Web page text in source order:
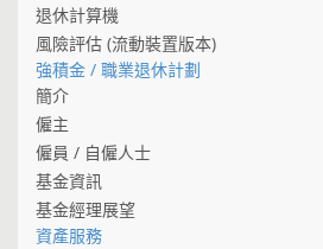
退休計算機
風險評估 (流動裝置版本)
強積金 / 職業退休計劃
簡介
僱主
僱員 / 自僱人士
基金資訊
基金經理展望
資產服務